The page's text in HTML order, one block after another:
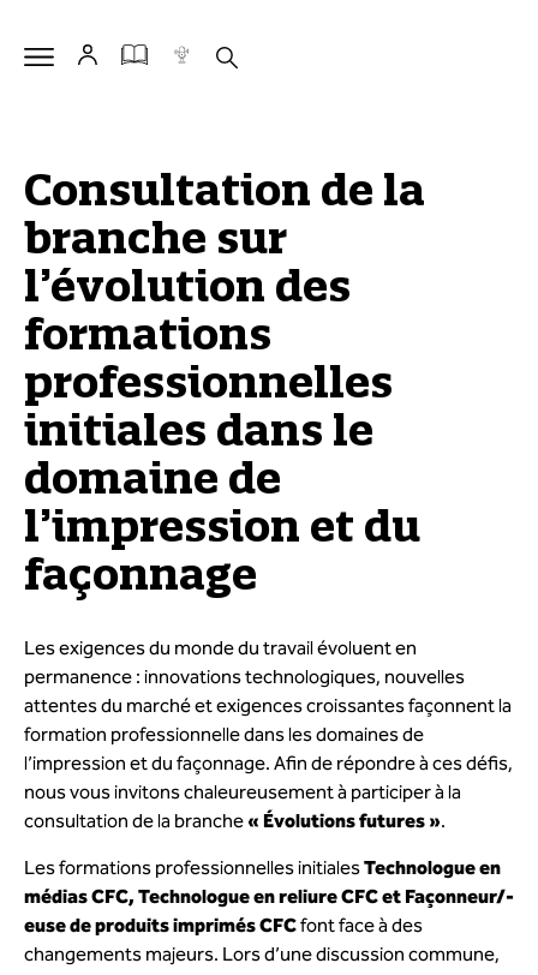
Consultation de la
branche sur
l’évolution des
formations
professionnelles
initiales dans le
domaine de
l’impression et du
façonnage
Les exigences du monde du travail évoluent en
permanence : innovations technologiques, nouvelles
attentes du marché et exigences croissantes façonnent la
formation professionnelle dans les domaines de
l’impression et du façonnage. Afin de répondre à ces défis,
nous vous invitons chaleureusement à participer à la
consultation de la branche « Évolutions futures ».
Les formations professionnelles initialesTechnologue en
médias CFC, Technologue en reliure CFC et Façonneur/-
euse de produits imprimés CFCfont face à des
changements majeurs. Lors d’une discussion commune,